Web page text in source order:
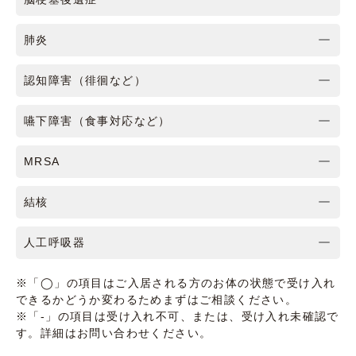
肺炎
認知障害（徘徊など）
嚥下障害（食事対応など）
MRSA
結核
人工呼吸器
※「◯」の項目はご入居される方のお体の状態で受け入れ
できるかどうか変わるためまずはご相談ください。
※「-」の項目は受け入れ不可、または、受け入れ未確認で
す。詳細はお問い合わせください。